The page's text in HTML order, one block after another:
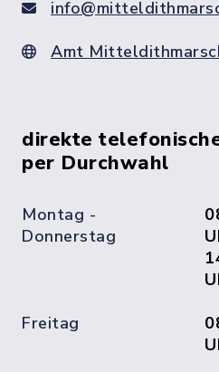
Amt
direkte
per Durchwahl
Montag -
Donnerstag
Freitag